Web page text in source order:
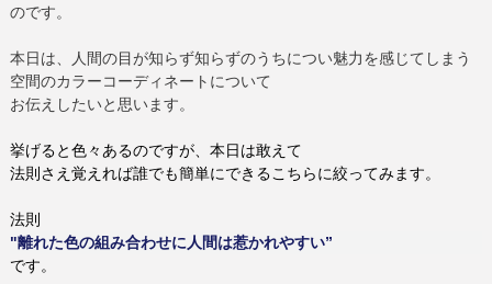
のです。
本日は、人間の目が知らず知らずのうちについ魅力を感じてしまう
空間のカラーコーディネートについて
お伝えしたいと思います。
挙げると色々あるのですが、本日は敢えて
法則さえ覚えれば誰でも簡単にできるこちらに絞ってみます。
法則
"離れた色の組み合わせに人間は惹かれやすい”
です。